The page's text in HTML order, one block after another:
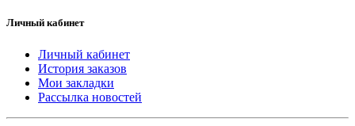
Личный кабинет
Личный кабинет
История заказов
Мои закладки
Рассылка новостей